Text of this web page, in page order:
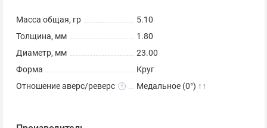
Масса общая, гр
5.10
Толщина, мм
1.80
Диаметр, мм
23.00
Форма
Круг
Отношение аверс/реверс
Медальное (0°) ↑↑